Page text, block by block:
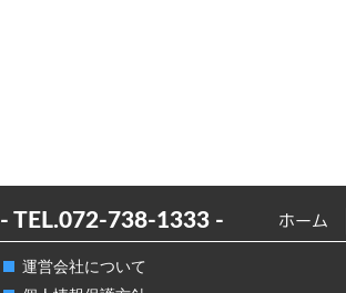
- TEL.072-738-1333- ホーム
運営会社について